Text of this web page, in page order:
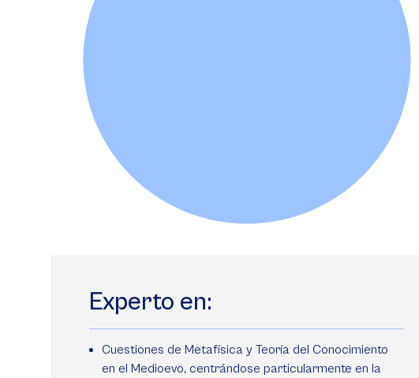
Experto en:
Cuestiones de Metafísica y Teoría del Conocimiento
en el Medioevo, centrándose particularmente en la